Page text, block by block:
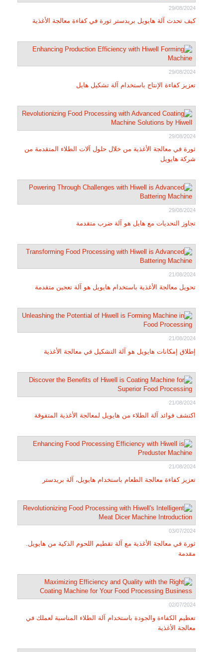
29/08/2024
كيف تحدث آلة هايويل بريدستر ثورة في كفاءة معالجة الأغذية
29/08/2024
تعزيز كفاءة الإنتاج باستخدام آلة تشكيل هايل
29/08/2024
ثورة في معالجة الأغذية من خلال حلول آلات الطلاء المتقدمة من
شركة هايويل
29/08/2024
تجاوز التحديات مع هايل هو آلة ضرب متقدمة
21/08/2024
تحويل معالجة الأغذية باستخدام هايويل هو آلة تعجين متقدمة
21/08/2024
إطلاق إمكانات هايويل هو آلة التشكيل في معالجة الأغذية
21/08/2024
اكتشف فوائد آلة الطلاء من هايويل لمعالجة الأغذية المتفوقة
21/08/2024
تعزيز كفاءة معالجة الطعام باستخدام هايويل، آلة بريدستر
03/07/2024
ثورة في معالجة الأغذية مع آلة تقطيم اللحوم الذكية من هايويل.
مقدمة
02/07/2024
تعظيم الكفاءة والجودة باستخدام آلة الطلاء المناسبة لعملك في
معالجة الأغذية